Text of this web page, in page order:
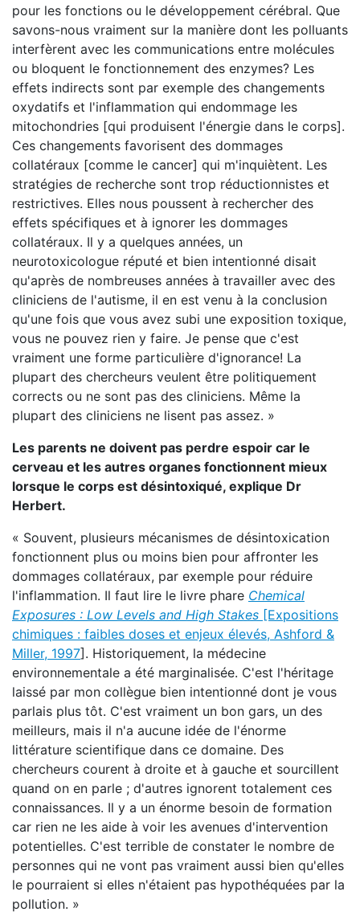
pour les fonctions ou le développement cérébral. Que
savons-nous vraiment sur la manière dont les polluants
interfèrent avec les communications entre molécules
ou bloquent le fonctionnement des enzymes? Les
effets indirects sont par exemple des changements
oxydatifs et l'inflammation qui endommage les
mitochondries [qui produisent l'énergie dans le corps].
Ces changements favorisent des dommages
collatéraux [comme le cancer] qui m'inquiètent. Les
stratégies de recherche sont trop réductionnistes et
restrictives. Elles nous poussent à rechercher des
effets spécifiques et à ignorer les dommages
collatéraux. Il y a quelques années, un
neurotoxicologue réputé et bien intentionné disait
qu'après de nombreuses années à travailler avec des
cliniciens de l'autisme, il en est venu à la conclusion
qu'une fois que vous avez subi une exposition toxique,
vous ne pouvez rien y faire. Je pense que c'est
vraiment une forme particulière d'ignorance! La
plupart des chercheurs veulent être politiquement
corrects ou ne sont pas des cliniciens. Même la
plupart des cliniciens ne lisent pas assez. »
Les parents ne doivent pas perdre espoir car le
cerveau et les autres organes fonctionnent mieux
lorsque le corps est désintoxiqué, explique Dr
Herbert.
« Souvent, plusieurs mécanismes de désintoxication
fonctionnent plus ou moins bien pour affronter les
dommages collatéraux, par exemple pour réduire
l'inflammation. Il faut lire le livre phare Chemical
Exposures : Low Levels and High Stakes [Expositions
chimiques : faibles doses et enjeux élevés, Ashford &
Miller, 1997]. Historiquement, la médecine
environnementale a été marginalisée. C'est l'héritage
laissé par mon collègue bien intentionné dont je vous
parlais plus tôt. C'est vraiment un bon gars, un des
meilleurs, mais il n'a aucune idée de l'énorme
littérature scientifique dans ce domaine. Des
chercheurs courent à droite et à gauche et sourcillent
quand on en parle ; d'autres ignorent totalement ces
connaissances. Il y a un énorme besoin de formation
car rien ne les aide à voir les avenues d'intervention
potentielles. C'est terrible de constater le nombre de
personnes qui ne vont pas vraiment aussi bien qu'elles
le pourraient si elles n'étaient pas hypothéquées par la
pollution. »